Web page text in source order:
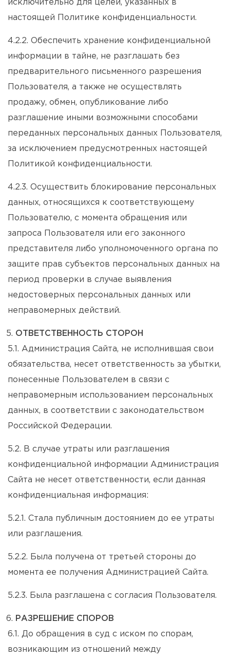
исключительно для целей, указанных в
настоящей Политике конфиденциальности.
4.2.2. Обеспечить хранение конфиденциальной
информации в тайне, не разглашать без
предварительного письменного разрешения
Пользователя, а также не осуществлять
продажу, обмен, опубликование либо
разглашение иными возможными способами
переданных персональных данных Пользователя,
за исключением предусмотренных настоящей
Политикой конфиденциальности.
4.2.3. Осуществить блокирование персональных
данных, относящихся к соответствующему
Пользователю, с момента обращения или
запроса Пользователя или его законного
представителя либо уполномоченного органа по
защите прав субъектов персональных данных на
период проверки в случае выявления
недостоверных персональных данных или
неправомерных действий.
ОТВЕТСТВЕННОСТЬ СТОРОН
5.1. Администрация Сайта, не исполнившая свои
обязательства, несет ответственность за убытки,
понесенные Пользователем в связи с
неправомерным использованием персональных
данных, в соответствии с законодательством
Российской Федерации.
5.2. В случае утраты или разглашения
конфиденциальной информации Администрация
Сайта не несет ответственности, если данная
конфиденциальная информация:
5.2.1. Стала публичным достоянием до ее утраты
или разглашения.
5.2.2. Была получена от третьей стороны до
момента ее получения Администрацией Сайта.
5.2.3. Была разглашена с согласия Пользователя.
РАЗРЕШЕНИЕ СПОРОВ
6.1. До обращения в суд с иском по спорам,
возникающим из отношений между